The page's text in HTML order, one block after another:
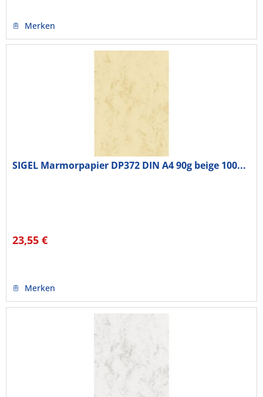
Merken
SIGEL Marmorpapier DP372 DIN A4 90g beige 100...
23,55 €
Merken